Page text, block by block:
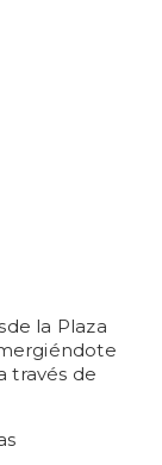
la Plaza
través de